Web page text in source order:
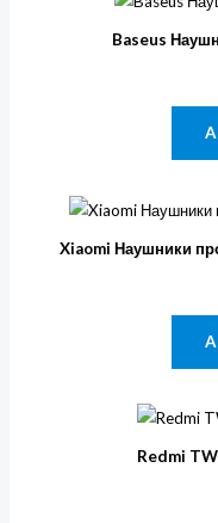
Baseus
Xiaomi Наушники
Redmi